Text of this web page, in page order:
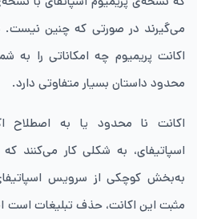
می‌گیرند در صورتی که چنین
اکانت پریمیوم چه امکاناتی را
محدود داستان بسیار متفاوتی دارد.
اسپاتیفای، به شکلی کار می‌کنند
به‌بخش کوچکی از سرویس
مثبت این اکانت، حذف تبلیغات است